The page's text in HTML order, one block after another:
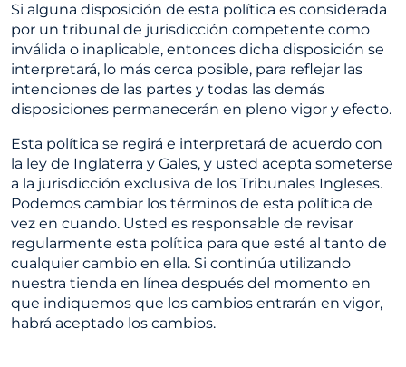
Si alguna disposición de esta política es considerada
por un tribunal de jurisdicción competente como
inválida o inaplicable, entonces dicha disposición se
interpretará, lo más cerca posible, para reflejar las
intenciones de las partes y todas las demás
disposiciones permanecerán en pleno vigor y efecto.
Esta política se regirá e interpretará de acuerdo con
la ley de Inglaterra y Gales, y usted acepta someterse
a la jurisdicción exclusiva de los Tribunales Ingleses.
Podemos cambiar los términos de esta política de
vez en cuando. Usted es responsable de revisar
regularmente esta política para que esté al tanto de
cualquier cambio en ella. Si continúa utilizando
nuestra tienda en línea después del momento en
que indiquemos que los cambios entrarán en vigor,
habrá aceptado los cambios.